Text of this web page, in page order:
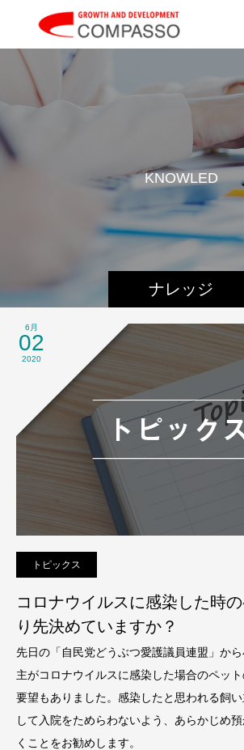
ナレッジ
KNOWLEDG
6月
02
2020
トピックス
コロナウイルスに感染した時
り先決めていますか？
先日の「自民党どうぶつ愛護議員連盟」か
主がコロナウイルスに感染した場合のペッ
要望もありました。感染したと思われる飼
して入院をためらわないよう、あらかじめ
くことをお勧めします。